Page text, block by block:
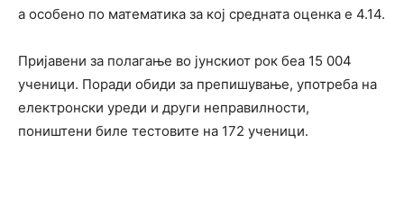
а особено по математика за кој средната оценка е 4.14.
Пријавени за полагање во јунскиот рок беа 15 004
ученици. Поради обиди за препишување, употреба на
електронски уреди и други неправилности,
поништени биле тестовите на 172 ученици.